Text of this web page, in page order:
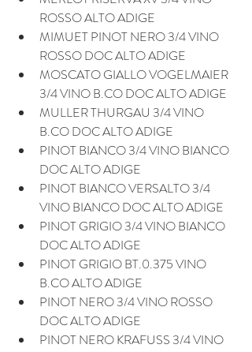
ROSSO ALTO ADIGE
MIMUET PINOT NERO 3/4 VINO
ROSSO DOC ALTO ADIGE
MOSCATO GIALLO VOGELMAIER
3/4 VINO B.CO DOC ALTO ADIGE
MULLER THURGAU 3/4 VINO
B.CO DOC ALTO ADIGE
PINOT BIANCO 3/4 VINO BIANCO
DOC ALTO ADIGE
PINOT BIANCO VERSALTO 3/4
VINO BIANCO DOC ALTO ADIGE
PINOT GRIGIO 3/4 VINO BIANCO
DOC ALTO ADIGE
PINOT GRIGIO BT.0.375 VINO
B.CO ALTO ADIGE
PINOT NERO 3/4 VINO ROSSO
DOC ALTO ADIGE
PINOT NERO KRAFUSS 3/4 VINO